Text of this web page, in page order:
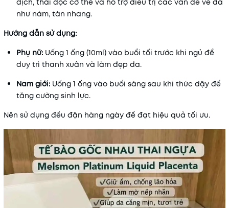
dịch, thải độc cơ thể và hỗ trợ điều trị các vấn đề về da
như nám, tàn nhang.
Hướng dẫn sử dụng:
Phụ nữ: Uống 1 ống (10ml) vào buổi tối trước khi ngủ để
duy trì thanh xuân và làm đẹp da.
Nam giới: Uống 1 ống vào buổi sáng sau khi thức dậy để
tăng cường sinh lực.
Nên sử dụng đều đặn hàng ngày để đạt hiệu quả tối ưu.